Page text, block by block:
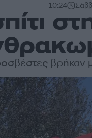
10:24
βρήκαν